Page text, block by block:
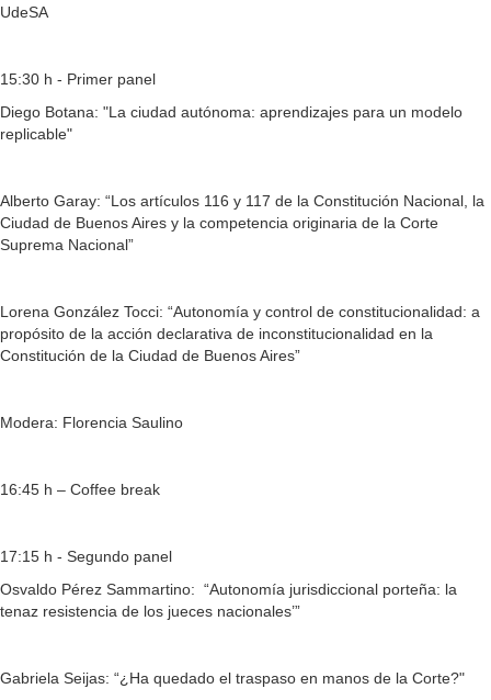
UdeSA
15:30 h - Primer panel
Diego Botana: "La ciudad autónoma: aprendizajes para un modelo
replicable"
Alberto Garay: “Los artículos 116 y 117 de la Constitución Nacional, la
Ciudad de Buenos Aires y la competencia originaria de la Corte
Suprema Nacional”
Lorena González Tocci: “Autonomía y control de constitucionalidad: a
propósito de la acción declarativa de inconstitucionalidad en la
Constitución de la Ciudad de Buenos Aires”
Modera: Florencia Saulino
16:45 h – Coffee break
17:15 h - Segundo panel
Osvaldo Pérez Sammartino: “Autonomía jurisdiccional porteña: la
tenaz resistencia de los jueces nacionales’”
Gabriela Seijas: “¿Ha quedado el traspaso en manos de la Corte?"